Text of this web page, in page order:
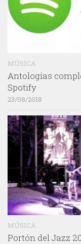
MÚSICA
Antologías
Spotify
23/08/2018
MÚSICA
Portón del Jazz